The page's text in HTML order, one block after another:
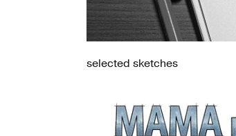
selected sketches